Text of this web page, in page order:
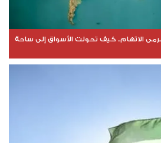
مرمى الاتهام.. كيف تحولت الأسواق إلى ساحة